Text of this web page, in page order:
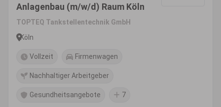
Anlagenbau (m/w/d) Raum Köln
TOPTEQ Tankstellentechnik GmbH
Köln
Vollzeit Firmenwagen
Nachhaltiger Arbeitgeber
Gesundheitsangebote 7